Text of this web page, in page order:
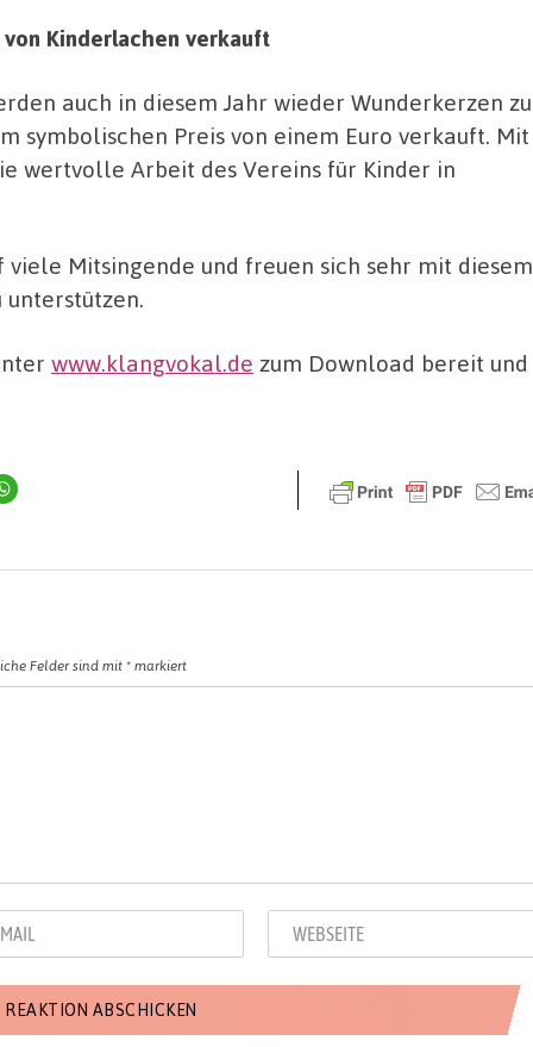
Kinderlachen verkauft
auch in diesem Jahr wieder Wunderkerzen zu
symbolischen Preis von einem Euro verkauft. Mit
wertvolle Arbeit des Vereins für Kinder in
Mitsingende und freuen sich sehr mit diesem
unterstützen.
www.klangvokal.de zum Download bereit und
Felder sind mit* markiert